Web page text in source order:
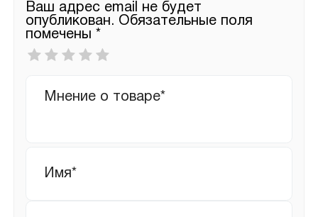
Ваш адрес email не будет
опубликован. Обязательные поля
помечены *
Ваша
оценка
отзыв